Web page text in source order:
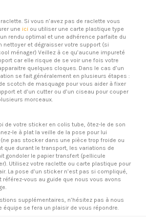
Si vous n’avez pas de raclette vous
une ici ou utiliser une carte plastique type
rendu optimal et une adhérence parfaite du
nettoyer et dégraisser votre support (si
ménager) Veillez à ce qu’aucune impureté
car elle risque de se voir une fois votre
quelques cloques. Dans le cas d’un
se fait généralement en plusieurs étapes :
scotch de masquage pour vous aider à fixer
et d’un cutter ou d’un ciseau pour couper
morceaux.
de votre sticker en colis tube, ôtez-le de son
le à plat la veille de la pose pour lui
pas stocker dans une pièce trop froide ou
que durant le transport, les variations de
gondoler le papier transfert (pellicule
Utilisez votre raclette ou carte plastique pour
La pose d’un sticker n’est pas si compliqué,
référez-vous au guide que nous vous avons
supplémentaires, n’hésitez pas à nous
équipe se fera un plaisir de vous répondre.